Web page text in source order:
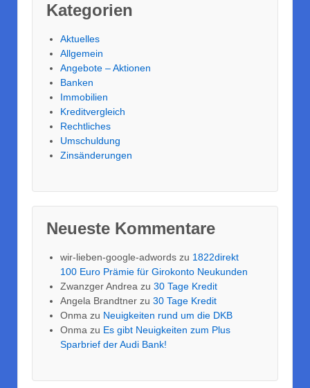
Kategorien
Aktuelles
Allgemein
Angebote – Aktionen
Banken
Immobilien
Kreditvergleich
Rechtliches
Umschuldung
Zinsänderungen
Neueste Kommentare
wir-lieben-google-adwords zu 1822direkt
100 Euro Prämie für Girokonto Neukunden
Zwanzger Andrea zu 30 Tage Kredit
Angela Brandtner zu 30 Tage Kredit
Onma zu Neuigkeiten rund um die DKB
Onma zu Es gibt Neuigkeiten zum Plus
Sparbrief der Audi Bank!